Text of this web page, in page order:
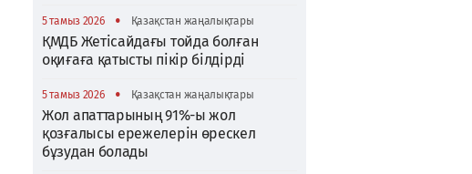
5 тамыз 2026 • Қазақстан жаңалықтары
ҚМДБ Жетісайдағы тойда болған
оқиғаға қатысты пікір білдірді
5 тамыз 2026 • Қазақстан жаңалықтары
Жол апаттарының 91%-ы жол
қозғалысы ережелерін өрескел
бұзудан болады